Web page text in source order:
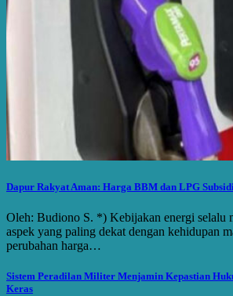
Dapur Rakyat Aman: Harga BBM dan LPG
Oleh: Budiono S. *) Kebijakan energi selalu
aspek yang paling dekat dengan kehidupan
perubahan harga…
Sistem Peradilan Militer Menjamin Kepastian
Keras